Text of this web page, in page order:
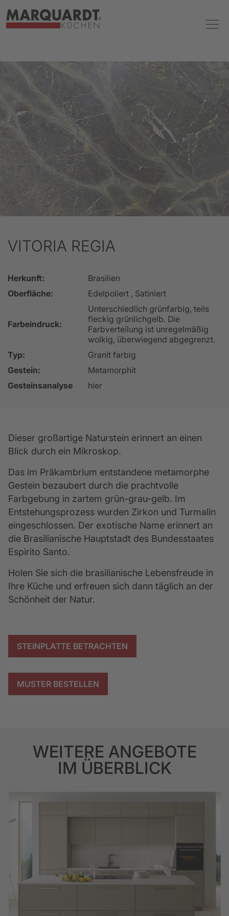
VITORIA REGIA
Herkunft:
Brasilien
Oberfläche:
Edelpoliert , Satiniert
Farbeindruck:
Unterschiedlich grünfarbig, teils
fleckig grünlichgelb. Die
Farbverteilung ist unregelmäßig
wolkig, überwiegend abgegrenzt.
Typ:
Granit farbig
Gestein:
Metamorphit
Gesteinsanalyse
hier
Dieser großartige Naturstein erinnert an einen
Blick durch ein Mikroskop.
Das im Präkambrium entstandene metamorphe
Gestein bezaubert durch die prachtvolle
Farbgebung in zartem grün-grau-gelb. Im
Entstehungsprozess wurden Zirkon und Turmalin
eingeschlossen. Der exotische Name erinnert an
die Brasilianische Hauptstadt des Bundesstaates
Espirito Santo.
Holen Sie sich die brasilianische Lebensfreude in
Ihre Küche und erfreuen sich dann täglich an der
Schönheit der Natur.
STEINPLATTE BETRACHTEN
MUSTER BESTELLEN
WEITERE ANGEBOTE
IM ÜBERBLICK